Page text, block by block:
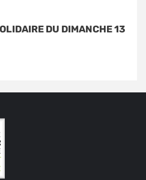
DU DIMANCHE 13